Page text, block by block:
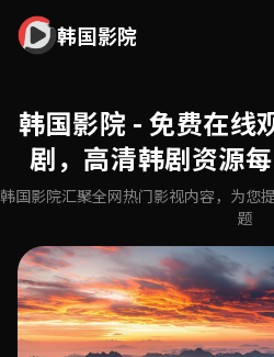
韩国影院
韩国影院 - 免费在线
剧，高清韩剧资源
韩国影院汇聚全网热门影视内容，为您
题